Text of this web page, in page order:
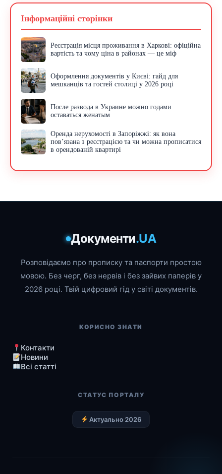
Інформаційні сторінки
Реєстрація місця проживання в Харкові: офіційна
вартість та чому ціна в районах — це міф
Оформлення документів у Києві: гайд для
мешканців та гостей столиці у 2026 році
После развода в Украине можно годами
оставаться женатым
Оренда нерухомості в Запоріжжі: як вона
пов’язана з реєстрацією та чи можна прописатися
в орендованій квартирі
Документи.UA
Розповідаємо про прописку та паспорти простою
мовою. Без черг, без нервів і без зайвих паперів у
2026 році. Твій цифровий гід у світі документів.
КОРИСНО ЗНАТИ
Контакти
Новини
Всі статті
СТАТУС ПОРТАЛУ
Актуально 2026